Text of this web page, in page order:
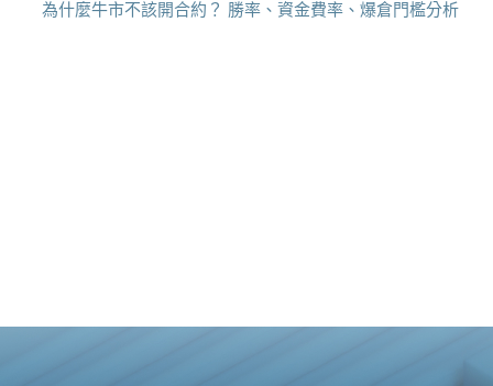
為什麼牛市不該開合約？ 勝率、資金費率、爆倉門檻分析